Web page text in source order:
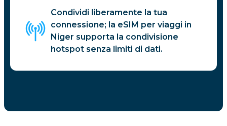
Condividi liberamente la tua
connessione; la eSIM per viaggi in
Niger supporta la condivisione
hotspot senza limiti di dati.